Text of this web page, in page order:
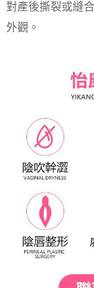
對產後撕裂或縫
外觀。